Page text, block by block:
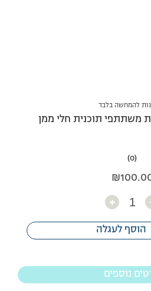
להמחשה בלבד
משתתפי תוכנית חלי ממן
(0)
₪
כמות
הוסף לעגלה
נוספים